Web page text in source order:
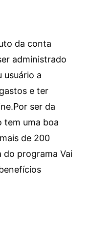
da conta
administrado
usuário a
e ter
Por ser da
tem uma boa
de 200
do programa Vai